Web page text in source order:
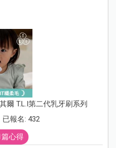
爾 T.L.I第二代乳牙刷系列
已報名: 432
篇心得